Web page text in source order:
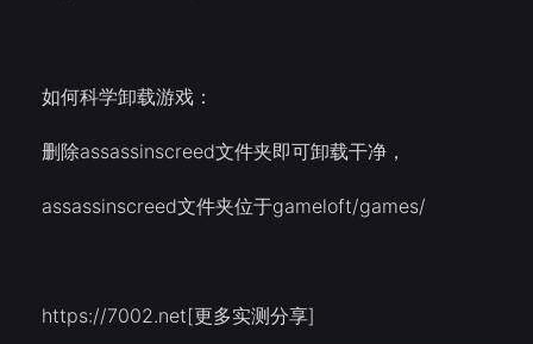
如何科学卸载游戏：
删除assassinscreed文件夹即可卸载干净，
assassinscreed文件夹位于gameloft/games/
https://7002.net[更多实测分享]